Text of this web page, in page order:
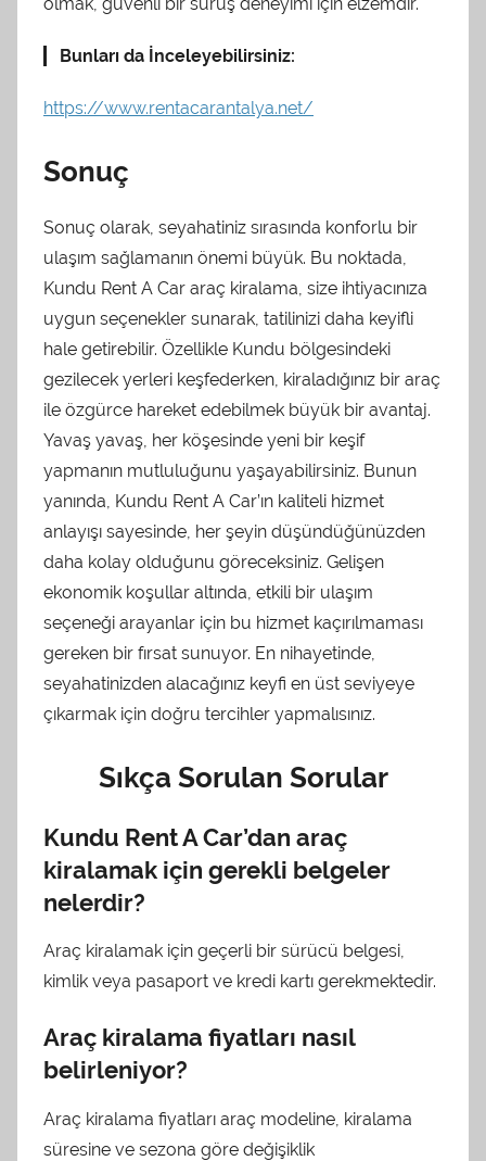
Bunları da İnceleyebilirsiniz:
https://www.rentacarantalya.net/
Sonuç
Sonuç olarak, seyahatiniz sırasında konforlu bir
ulaşım sağlamanın önemi büyük. Bu noktada,
Kundu Rent A Car araç kiralama, size ihtiyacınıza
uygun seçenekler sunarak, tatilinizi daha keyifli
hale getirebilir. Özellikle Kundu bölgesindeki
gezilecek yerleri keşfederken, kiraladığınız bir araç
ile özgürce hareket edebilmek büyük bir avantaj.
Yavaş yavaş, her köşesinde yeni bir keşif
yapmanın mutluluğunu yaşayabilirsiniz. Bunun
yanında, Kundu Rent A Car’ın kaliteli hizmet
anlayışı sayesinde, her şeyin düşündüğünüzden
daha kolay olduğunu göreceksiniz. Gelişen
ekonomik koşullar altında, etkili bir ulaşım
seçeneği arayanlar için bu hizmet kaçırılmaması
gereken bir fırsat sunuyor. En nihayetinde,
seyahatinizden alacağınız keyfi en üst seviyeye
çıkarmak için doğru tercihler yapmalısınız.
Sıkça Sorulan Sorular
Kundu Rent A Car’dan araç
kiralamak için gerekli belgeler
nelerdir?
Araç kiralamak için geçerli bir sürücü belgesi,
kimlik veya pasaport ve kredi kartı gerekmektedir.
Araç kiralama fiyatları nasıl
belirleniyor?
Araç kiralama fiyatları araç modeline, kiralama
süresine ve sezona göre değişiklik